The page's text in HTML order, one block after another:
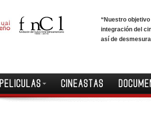
“Nuestro
integración del
así de
PELICULAS CINEASTAS